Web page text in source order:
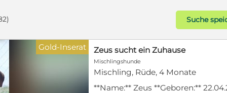
Suche
Gold-Inserat Zeus sucht ein Zuhause
Mischlingshunde
Mischling, Rüde, 4 Monate
**Name:** Zeus **Geboren:**